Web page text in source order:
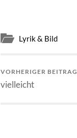
Lyrik & Bild
VORHERIGER BEITRAG
vielleicht